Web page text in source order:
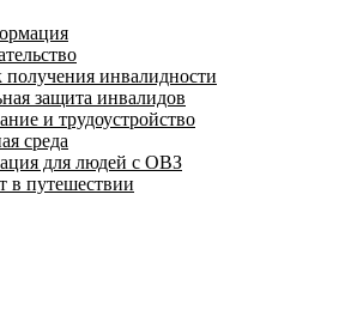
получения инвалидности
защита инвалидов
и трудоустройство
среда
для людей с ОВЗ
в путешествии